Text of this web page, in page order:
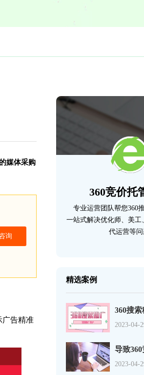
360竞价托
专业运营团队帮您360
一站式解决优化师、美工
代运营等问
精选案例
2023-04-
2023-04-
媒体采购
询
广告精准